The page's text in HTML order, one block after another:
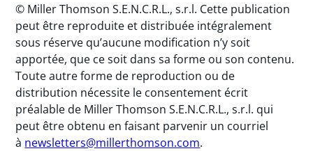
© Miller Thomson S.E.N.C.R.L., s.r.l. Cette publication
peut être reproduite et distribuée intégralement
sous réserve qu’aucune modification n’y soit
apportée, que ce soit dans sa forme ou son contenu.
Toute autre forme de reproduction ou de
distribution nécessite le consentement écrit
préalable de Miller Thomson S.E.N.C.R.L., s.r.l. qui
peut être obtenu en faisant parvenir un courriel
à newsletters@millerthomson.com.